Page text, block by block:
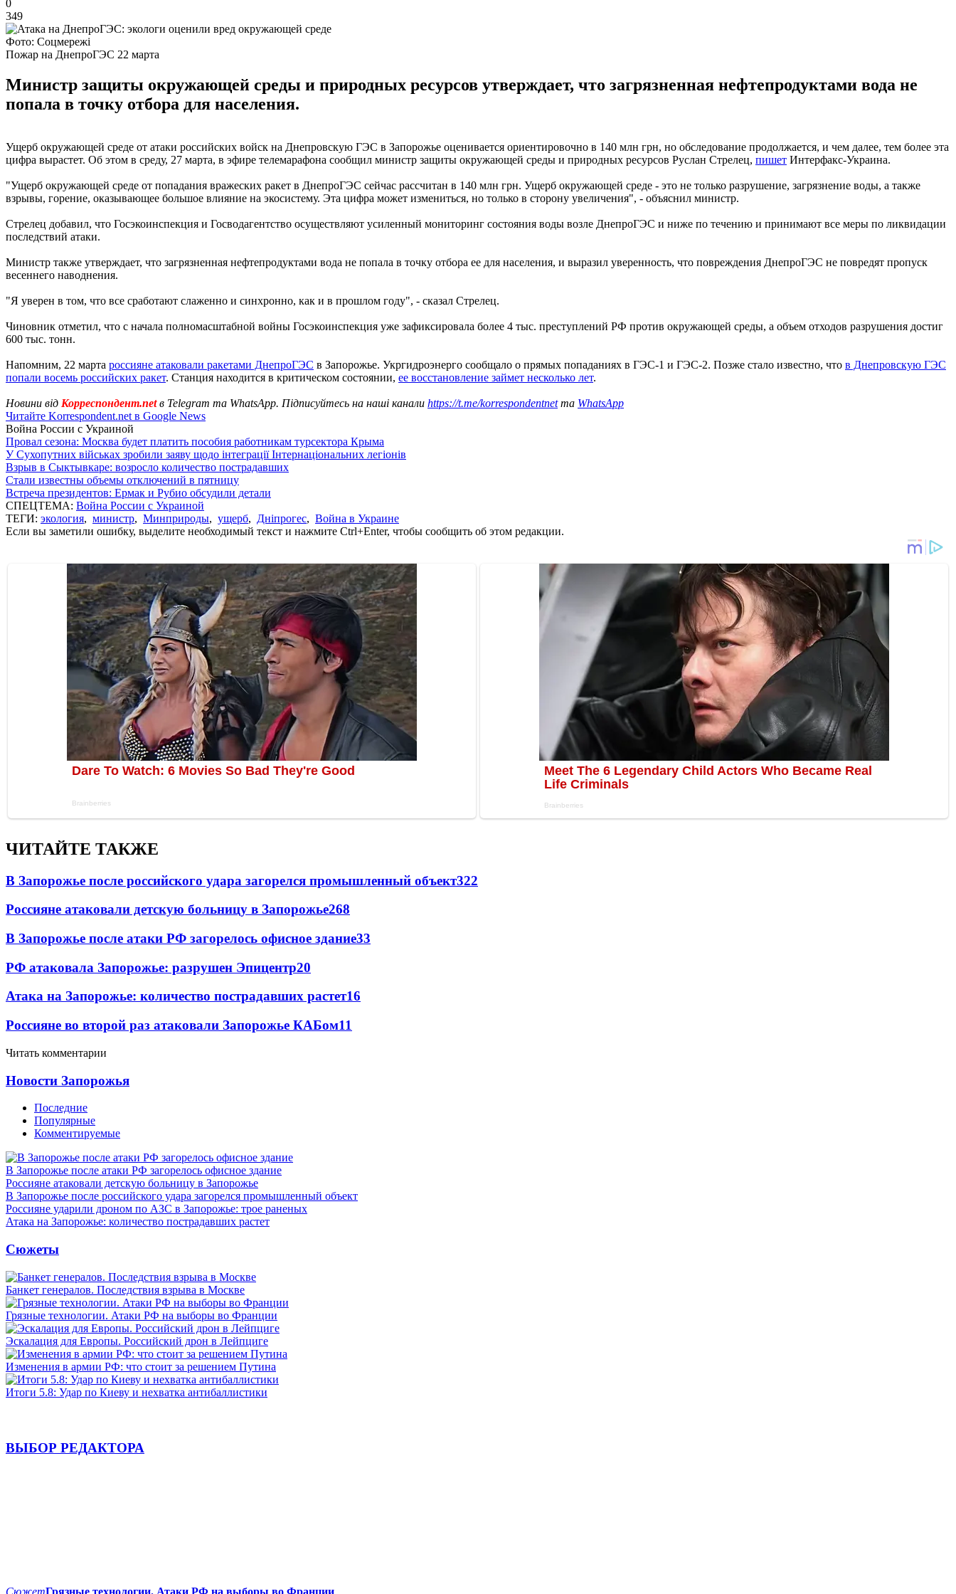
0
349
Фото: Соцмережі
Пожар на ДнепроГЭС 22 марта
Министр защиты окружающей среды и природных ресурсов утверждает, что загрязненная нефтепродуктами вода не
попала в точку отбора для населения.
Ущерб окружающей среде от атаки российских войск на Днепровскую ГЭС в Запорожье оценивается ориентировочно в 140 млн грн, но обследование продолжается, и чем далее, тем более эта
цифра вырастет. Об этом в среду, 27 марта, в эфире телемарафона сообщил министр защиты окружающей среды и природных ресурсов Руслан Стрелец, пишет Интерфакс-Украина.
"Ущерб окружающей среде от попадания вражеских ракет в ДнепроГЭС сейчас рассчитан в 140 млн грн. Ущерб окружающей среде - это не только разрушение, загрязнение воды, а также
взрывы, горение, оказывающее большое влияние на экосистему. Эта цифра может измениться, но только в сторону увеличения", - объяснил министр.
Стрелец добавил, что Госэкоинспекция и Госводагентство осуществляют усиленный мониторинг состояния воды возле ДнепроГЭС и ниже по течению и принимают все меры по ликвидации
последствий атаки.
Министр также утверждает, что загрязненная нефтепродуктами вода не попала в точку отбора ее для населения, и выразил уверенность, что повреждения ДнепроГЭС не повредят пропуск
весеннего наводнения.
"Я уверен в том, что все сработают слаженно и синхронно, как и в прошлом году", - сказал Стрелец.
Чиновник отметил, что с начала полномасштабной войны Госэкоинспекция уже зафиксировала более 4 тыс. преступлений РФ против окружающей среды, а объем отходов разрушения достиг
600 тыс. тонн.
Напомним, 22 марта россияне атаковали ракетами ДнепроГЭС в Запорожье. Укргидроэнерго сообщало о прямых попаданиях в ГЭС-1 и ГЭС-2. Позже стало известно, что в Днепровскую ГЭС
попали восемь российских ракет. Станция находится в критическом состоянии, ее восстановление займет несколько лет.
Новини від Корреспондент.netв Telegram та WhatsApp. Підписуйтесь на наші канали https://t.me/korrespondentnetта WhatsApp
Читайте Korrespondent.net в Google News
Война России с Украиной
Провал сезона: Москва будет платить пособия работникам турсектора Крыма
У Сухопутних військах зробили заяву щодо інтеграції Інтернаціональних легіонів
Взрыв в Сыктывкаре: возросло количество пострадавших
Стали известны объемы отключений в пятницу
Встреча президентов: Ермак и Рубио обсудили детали
СПЕЦТЕМА: Война России с Украиной
ТЕГИ: экология, министр, Минприроды, ущерб, Дніпрогес, Война в Украине
Если вы заметили ошибку, выделите необходимый текст и нажмите Ctrl+Enter, чтобы сообщить об этом редакции.
ЧИТАЙТЕ ТАКЖЕ
В Запорожье после российского удара загорелся промышленный объект322
Россияне атаковали детскую больницу в Запорожье268
В Запорожье после атаки РФ загорелось офисное здание33
РФ атаковала Запорожье: разрушен Эпицентр20
Атака на Запорожье: количество пострадавших растет16
Россияне во второй раз атаковали Запорожье КАБом11
Читать комментарии
Новости Запорожья
Последние
Популярные
Комментируемые
В Запорожье после атаки РФ загорелось офисное здание
Россияне атаковали детскую больницу в Запорожье
В Запорожье после российского удара загорелся промышленный объект
Россияне ударили дроном по АЗС в Запорожье: трое раненых
Атака на Запорожье: количество пострадавших растет
Сюжеты
Банкет генералов. Последствия взрыва в Москве
Грязные технологии. Атаки РФ на выборы во Франции
Эскалация для Европы. Российский дрон в Лейпциге
Изменения в армии РФ: что стоит за решением Путина
Итоги 5.8: Удар по Киеву и нехватка антибаллистики
ВЫБОР РЕДАКТОРА